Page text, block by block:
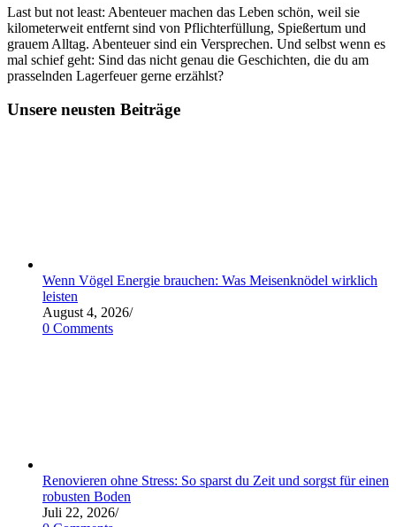
Last but not least: Abenteuer machen das Leben schön, weil sie
kilometerweit entfernt sind von Pflichterfüllung, Spießertum und
grauem Alltag. Abenteuer sind ein Versprechen. Und selbst wenn es
mal schief geht: Sind das nicht genau die Geschichten, die du am
prasselnden Lagerfeuer gerne erzählst?
Unsere neusten Beiträge
Wenn Vögel Energie brauchen: Was Meisenknödel wirklich
leisten
August 4, 2026/
0 Comments
Renovieren ohne Stress: So sparst du Zeit und sorgst für einen
robusten Boden
Juli 22, 2026/